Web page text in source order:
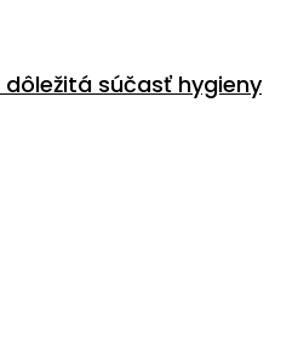
súčasť hygieny